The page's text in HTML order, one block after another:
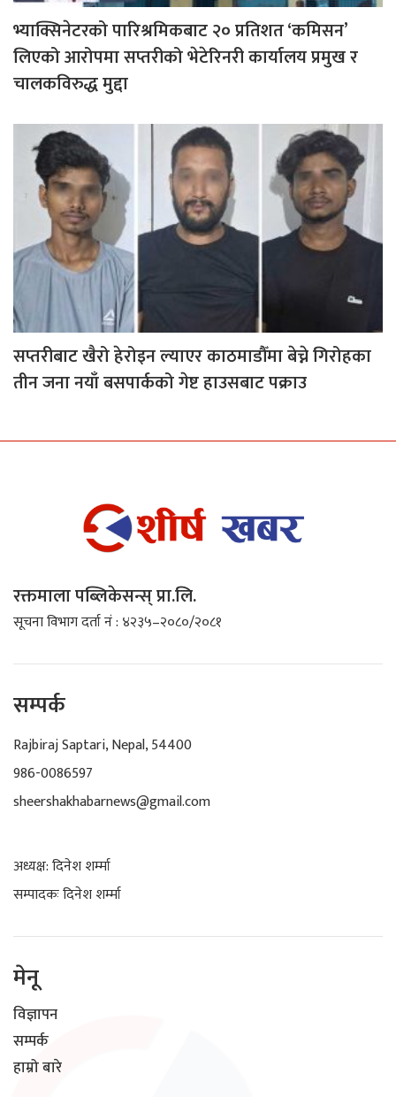
भ्याक्सिनेटरको पारिश्रमिकबाट २० प्रतिशत ‘कमिसन’
लिएको आरोपमा सप्तरीको भेटेरिनरी कार्यालय प्रमुख र
चालकविरुद्ध मुद्दा
सप्तरीबाट खैरो हेरोइन ल्याएर काठमाडौँमा बेच्ने गिरोहका
तीन जना नयाँ बसपार्कको गेष्ट हाउसबाट पक्राउ
रक्तमाला पब्लिकेसन्स् प्रा.लि.
सूचना विभाग दर्ता नं : ४२३५–२०८०/२०८१
सम्पर्क
Rajbiraj Saptari, Nepal, 54400
986-0086597
sheershakhabarnews@gmail.com
अध्यक्ष: दिनेश शर्म्मा
सम्पादकः दिनेश शर्म्मा
मेनू
विज्ञापन
सम्पर्क
हाम्रो बारे